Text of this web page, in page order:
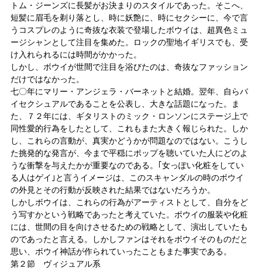
トム・ジーンズに長髪がお決まりのスタイルであった。そこへ、
短髪に眉毛を剃り落とし、時に妖艶に、時にセクシーに、今で言
うコスプレのように奇抜な衣装で登場したボウイは、超異色ミュ
ージシャンとして注目を集めた。ロックの聖地イギリスでも、受
け入れられるには時間がかかった。
しかし、ボウイが世間で注目を浴びたのは、奇抜なファッション
だけではなかった。
七〇年にマリー・アンジェラ・バーネットと結婚。翌年、自らバ
イセクシュアルであることを公表し、大きな話題になった。ま
た、７２年には、ギタリストのミック・ロンソンにステージ上で
同性愛的行為をしたとして、これもまた大きく報じられた。しか
し、これらの言動が、真実かどうかが問題なのではない。こうし
た挑発的な発言が、今まで平穏にポップを聴いていた人にどのよ
うな衝撃を与えたかが重要なのである。｢女っぽい化粧をしてい
る人はゲイ｣と言うイメージは、このスキャンダルの時のボウイ
の外見とその行動が反映された結果ではないだろうか。
しかしボウイは、これらの行為がアーティストとして、自分をど
う写すかという戦略であったと考えていた。ボウイの服装や化粧
には、世間の目を向けさせるための戦略として、演出していたも
のであったと言える。しかしファンはそれをボウイそのものだと
思い、ボウイ神話が作られていったこともまた事実である。
第２節 ヴィジュアル系